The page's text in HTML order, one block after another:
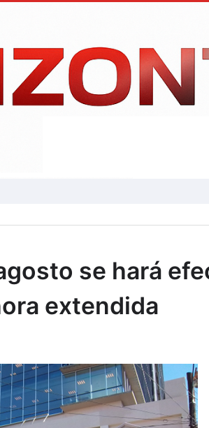
se hará
extendida